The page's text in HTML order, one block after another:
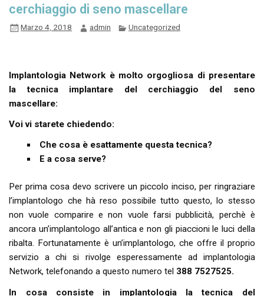
cerchiaggio di seno mascellare
Marzo 4, 2018 admin Uncategorized
Implantologia Network è molto orgogliosa di presentare
la tecnica implantare del cerchiaggio del seno
mascellare:
Voi vi starete chiedendo:
Che cosa è esattamente questa tecnica?
E a cosa serve?
Per prima cosa devo scrivere un piccolo inciso, per ringraziare
l’implantologo che hà reso possibile tutto questo, lo stesso
non vuole comparire e non vuole farsi pubblicità, perchè è
ancora un’implantologo all’antica e non gli piaccioni le luci della
ribalta. Fortunatamente è un’implantologo, che offre il proprio
servizio a chi si rivolge esperessamente ad implantologia
Network, telefonando a questo numero tel 388 7527525.
In cosa consiste in implantologia la tecnica del